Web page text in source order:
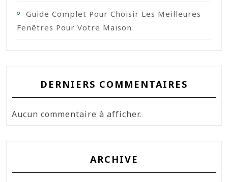
Guide Complet Pour Choisir Les Meilleures
Fenêtres Pour Votre Maison
DERNIERS COMMENTAIRES
Aucun commentaire à afficher.
ARCHIVE